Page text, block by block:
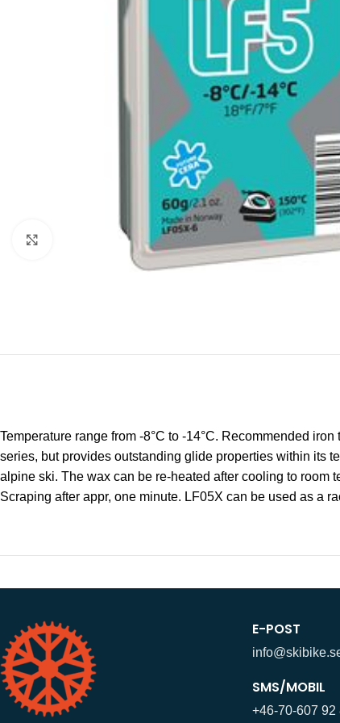
Click to enlarge
Temperature range from -8°C to -14°C. Recommended
series, but provides outstanding glide properties within its
alpine ski. The wax can be re-heated after cooling to room
Scraping after appr, one minute. LF05X can be used as a
E-POST
SMS/MOBIL
+46-70-607 92